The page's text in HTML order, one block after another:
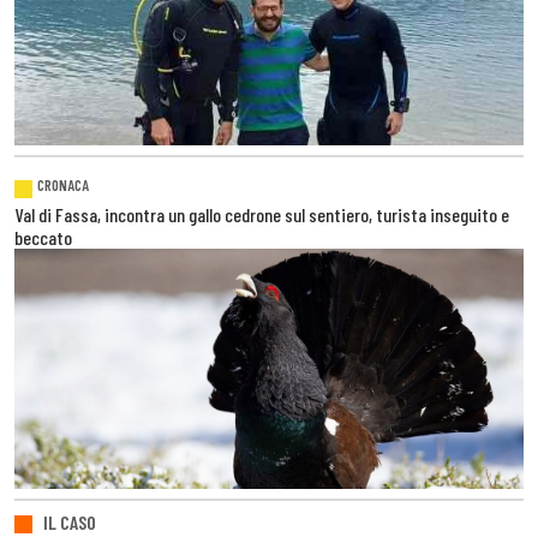
CRONACA
Val di Fassa, incontra un gallo cedrone sul sentiero, turista inseguito e
beccato
IL CASO